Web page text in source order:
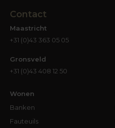
Contact
Maastricht
+31 (0)43 363 05 05
Gronsveld
+31 (0)43 408 12 50
Wonen
Banken
Fauteuils